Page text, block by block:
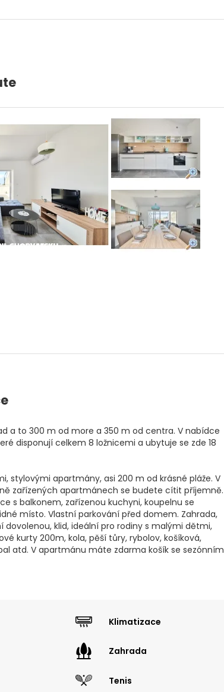
a to 300 m od more a 350 m od centra. V nabídce
disponují celkem 8 ložnicemi a ubytuje se zde 18
stylovými apartmány, asi 200 m od krásné pláže. V
zařízených apartmánech se budete cítit příjemně.
s balkonem, zařízenou kuchyni, koupelnu se
místo. Vlastní parkování před domem. Zahrada,
dovolenou, klid, ideální pro rodiny s malými dětmi,
kurty 200m, kola, pěší tůry, rybolov, košíková,
atd. V apartmánu máte zdarma košík se sezónním
Klimatizace
Zahrada
Tenis